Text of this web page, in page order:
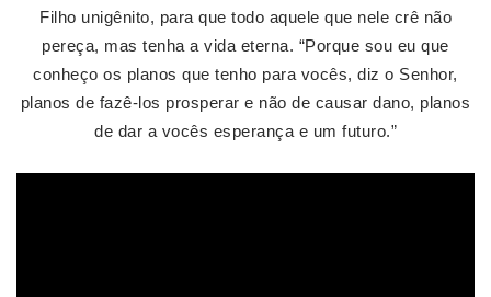
Filho unigênito, para que todo aquele que nele crê não
pereça, mas tenha a vida eterna. “Porque sou eu que
conheço os planos que tenho para vocês, diz o Senhor,
planos de fazê-los prosperar e não de causar dano, planos
de dar a vocês esperança e um futuro.”